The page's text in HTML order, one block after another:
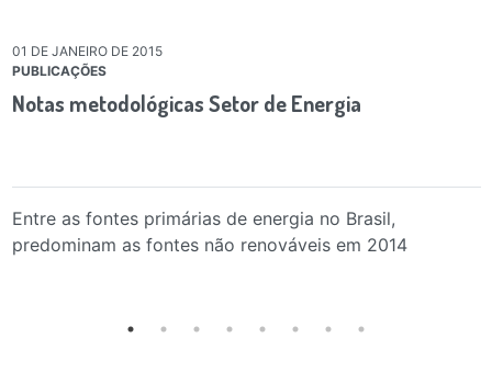
01 DE JANEIRO DE 2015
PUBLICAÇÕES
Notas metodológicas Setor de Energia
Entre as fontes primárias de energia no Brasil,
predominam as fontes não renováveis em 2014